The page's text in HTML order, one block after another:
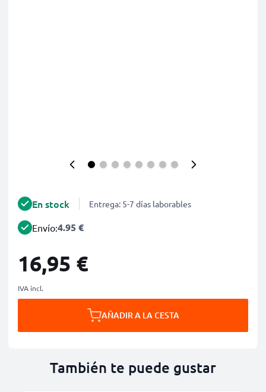
En stock Entrega: 5-7 días laborables
Envío:4.95 €
16,95 €
IVA incl.
AÑADIR A LA CESTA
También te puede gustar